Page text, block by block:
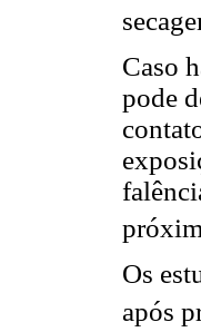
Caso
pode
Os
após